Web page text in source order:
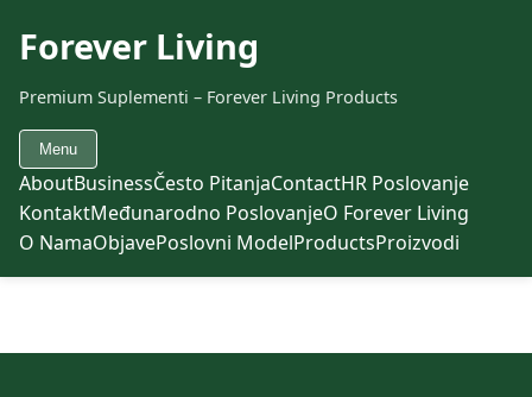
Forever Living
Premium Suplementi – Forever Living Products
Menu
AboutBusinessČesto PitanjaContactHR Poslovanje
KontaktMeđunarodno PoslovanjeO Forever Living
O NamaObjavePoslovni ModelProductsProizvodi